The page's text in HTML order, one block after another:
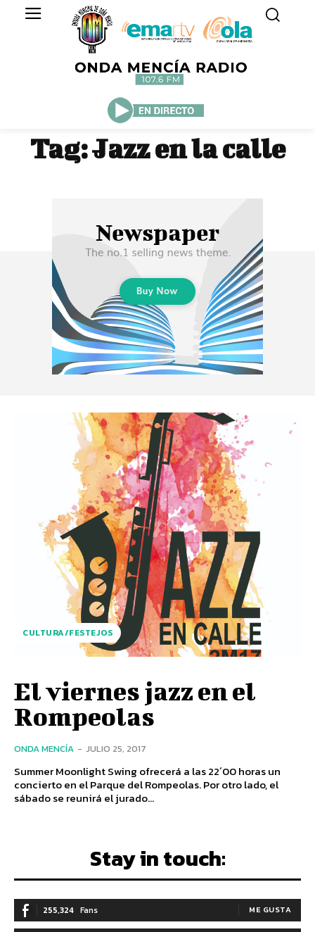
Tag:Jazz en la calle
CULTURA/FESTEJOS
El viernes jazz en el
Rompeolas
ONDA MENCÍA - JULIO 25, 2017
Summer Moonlight Swing ofrecerá a las 22´00 horas un
concierto en el Parque del Rompeolas. Por otro lado, el
sábado se reunirá el jurado...
Stay in touch:
255,324 Fans ME GUSTA